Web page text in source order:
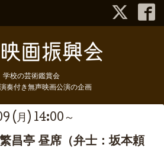
学校の芸術鑑賞会
奏付き無声映画公演の企画
(月) 14:00～
昌亭 昼席（弁士：坂本頼